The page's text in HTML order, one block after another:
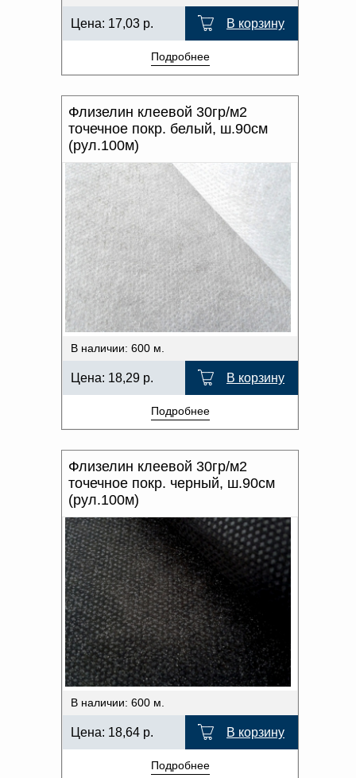
Цена: 17,03 р. В корзину
Подробнее
Флизелин клеевой 30гр/м2
точечное покр. белый, ш.90см
(рул.100м)
В наличии: 600 м.
Цена: 18,29 р. В корзину
Подробнее
Флизелин клеевой 30гр/м2
точечное покр. черный, ш.90см
(рул.100м)
В наличии: 600 м.
Цена: 18,64 р. В корзину
Подробнее